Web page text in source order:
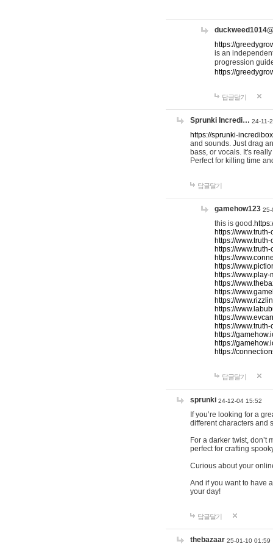
https://
is an
progression
https://
답글달기
Sprunki Incredi… 24-11-
https://sprunki-
and sounds. Just drag
bass, or vocals. It's
Perfect for killing time
답글달기
gamehow123 25-
this is good.
https://
https://
https://
https://
https://
https://
https://
https://
https://
https://
https://
https://
https://
https://
https://
답글달기
sprunki 24-12-04 15:52
If you’re looking for a
different characters and
For a darker twist, don’t
perfect for crafting
Curious about your
And if you want to have
your day!
답글달기
thebazaar 25-01-10 01:59